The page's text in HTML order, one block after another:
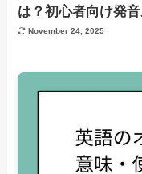
は？初心者向け発
November 24, 2025